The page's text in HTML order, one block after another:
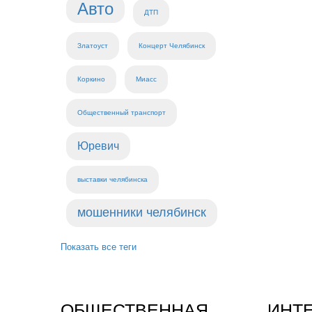
Авто ДТП
Златоуст Концерт Челябинск
Коркино Миасс
Общественный транспорт
Юревич
выставки челябинска
мошенники челябинск
Показать все теги